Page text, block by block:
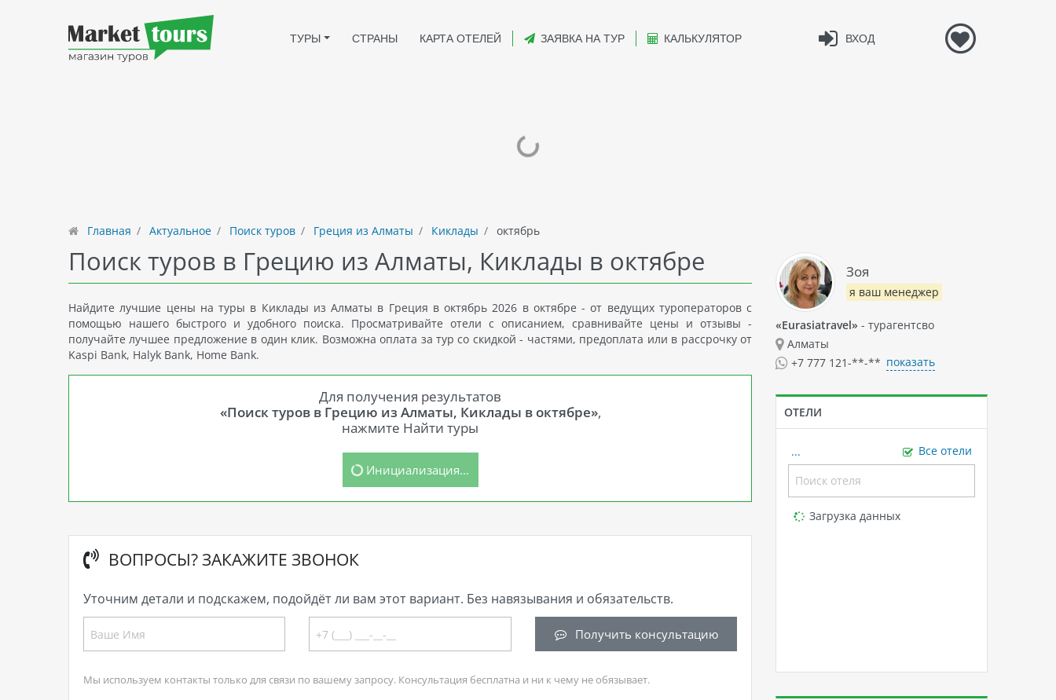
ВХОД
ТУРЫ СТРАНЫ КАРТА ОТЕЛЕЙ ЗАЯВКА НА ТУР КАЛЬКУЛЯТОР
Главная Актуальное Поиск туров Греция из Алматы Киклады октябрь
Поиск туров в Грецию из Алматы, Киклады в октябре
Найдите лучшие цены на туры в Киклады из Алматы в Греция в октябрь 2026 в октябре - от ведущих туроператоров с
помощью нашего быстрого и удобного поиска. Просматривайте отели с описанием, сравнивайте цены и отзывы -
получайте лучшее предложение в один клик. Возможна оплата за тур со скидкой - частями, предоплата или в рассрочку от
Kaspi Bank, Halyk Bank, Home Bank.
Для получения результатов
«Поиск туров в Грецию из Алматы, Киклады в октябре»,
нажмите Найти туры
Инициализация...
ВОПРОСЫ? ЗАКАЖИТЕ ЗВОНОК
Уточним детали и подскажем, подойдёт ли вам этот вариант. Без навязывания и обязательств.
Получить консультацию
Мы используем контакты только для связи по вашему запросу. Консультация бесплатна и ни к чему не обязывает.
Зоя
я ваш менеджер
«Eurasiatravel» - турагентсво
Алматы
+7 777 121-**-** показать
ОТЕЛИ
... Все отели
Loading...
Загрузка данных